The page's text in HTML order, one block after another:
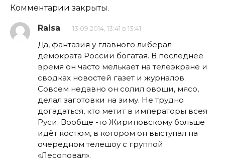
Комментарии закрыты.
Raisa 13.09.2014, 13:41 в 13:41
Да, фантазия у главного либерал-
демократа России богатая. В последнее
время он часто мелькает на телеэкране и
сводках новостей газет и журналов.
Совсем недавно он солил овощи, мясо,
делал заготовки на зиму. Не трудно
догадаться, кто метит в императоры всея
Руси. Вообще -то Жириновскому больше
идёт костюм, в котором он выступал на
очередном телешоу с группой
«Лесоповал».